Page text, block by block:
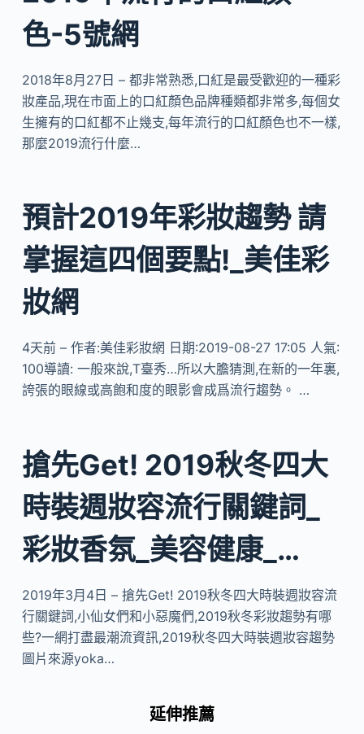
色-5號網
2018年8月27日 – 都非常熟悉,口紅是最受歡迎的一種彩
妝產品,現在市面上的口紅顏色品牌種類都非常多,每個女
生擁有的口紅都不止幾支,每年流行的口紅顏色也不一樣,
那麼2019流行什麼…
預計2019年彩妝趨勢 請
掌握這四個要點!_美佳彩
妝網
4天前 – 作者:美佳彩妝網 日期:2019-08-27 17:05 人氣:
100導讀: 一般來說,T臺秀…所以大膽猜測,在新的一年裏,
誇張的眼線或高飽和度的眼影會成爲流行趨勢。 …
搶先Get! 2019秋冬四大
時裝週妝容流行關鍵詞_
彩妝香氛_美容健康_…
2019年3月4日 – 搶先Get! 2019秋冬四大時裝週妝容流
行關鍵詞,小仙女們和小惡魔們,2019秋冬彩妝趨勢有哪
些?一網打盡最潮流資訊,2019秋冬四大時裝週妝容趨勢
圖片來源yoka…
延伸推薦